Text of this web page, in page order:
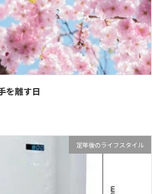
を離す日
定年後のライフスタイル